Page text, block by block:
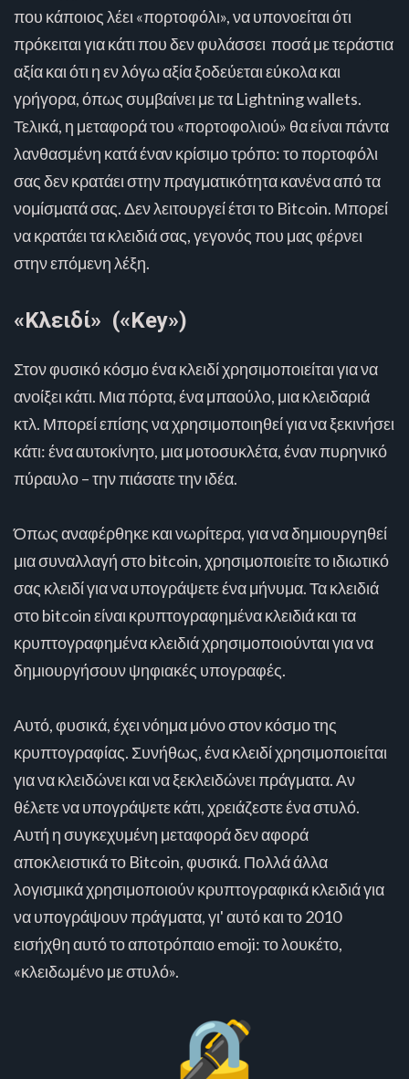
που κάποιος λέει «πορτοφόλι», να υπονοείται ότι
πρόκειται για κάτι που δεν φυλάσσει ποσά με τεράστια
αξία και ότι η εν λόγω αξία ξοδεύεται εύκολα και
γρήγορα, όπως συμβαίνει με τα Lightning wallets.
Τελικά, η μεταφορά του «πορτοφολιού» θα είναι πάντα
λανθασμένη κατά έναν κρίσιμο τρόπο: το πορτοφόλι
σας δεν κρατάει στην πραγματικότητα κανένα από τα
νομίσματά σας. Δεν λειτουργεί έτσι το Bitcoin. Μπορεί
να κρατάει τα κλειδιά σας, γεγονός που μας φέρνει
στην επόμενη λέξη.
«Κλειδί» («Key»)
Στον φυσικό κόσμο ένα κλειδί χρησιμοποιείται για να
ανοίξει κάτι. Μια πόρτα, ένα μπαούλο, μια κλειδαριά
κτλ. Μπορεί επίσης να χρησιμοποιηθεί για να ξεκινήσει
κάτι: ένα αυτοκίνητο, μια μοτοσυκλέτα, έναν πυρηνικό
πύραυλο – την πιάσατε την ιδέα.
Όπως αναφέρθηκε και νωρίτερα, για να δημιουργηθεί
μια συναλλαγή στο bitcoin, χρησιμοποιείτε το ιδιωτικό
σας κλειδί για να υπογράψετε ένα μήνυμα. Τα κλειδιά
στο bitcoin είναι κρυπτογραφημένα κλειδιά και τα
κρυπτογραφημένα κλειδιά χρησιμοποιούνται για να
δημιουργήσουν ψηφιακές υπογραφές.
Αυτό, φυσικά, έχει νόημα μόνο στον κόσμο της
κρυπτογραφίας. Συνήθως, ένα κλειδί χρησιμοποιείται
για να κλειδώνει και να ξεκλειδώνει πράγματα. Αν
θέλετε να υπογράψετε κάτι, χρειάζεστε ένα στυλό.
Αυτή η συγκεχυμένη μεταφορά δεν αφορά
αποκλειστικά το Bitcoin, φυσικά. Πολλά άλλα
λογισμικά χρησιμοποιούν κρυπτογραφικά κλειδιά για
να υπογράψουν πράγματα, γι' αυτό και το 2010
εισήχθη αυτό το αποτρόπαιο emoji: το λουκέτο,
«κλειδωμένο με στυλό».